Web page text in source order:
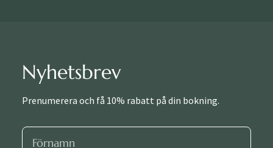
Nyhetsbrev
Prenumerera och få 10% rabatt på din bokning.